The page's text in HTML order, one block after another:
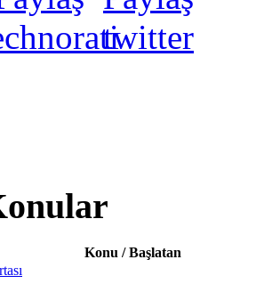
Konu / Başlatan